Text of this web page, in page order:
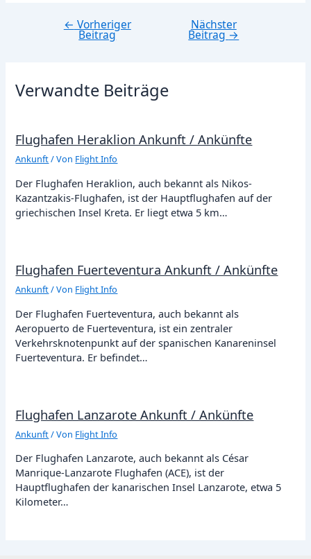
Beitragsnavigation
← Vorheriger
Beitrag
Nächster
Beitrag→
Verwandte Beiträge
Flughafen Heraklion Ankunft / Ankünfte
Ankunft/ Von Flight Info
Der Flughafen Heraklion, auch bekannt als Nikos-
Kazantzakis-Flughafen, ist der Hauptflughafen auf der
griechischen Insel Kreta. Er liegt etwa 5 km…
Flughafen Fuerteventura Ankunft / Ankünfte
Ankunft/ Von Flight Info
Der Flughafen Fuerteventura, auch bekannt als
Aeropuerto de Fuerteventura, ist ein zentraler
Verkehrsknotenpunkt auf der spanischen Kanareninsel
Fuerteventura. Er befindet…
Flughafen Lanzarote Ankunft / Ankünfte
Ankunft/ Von Flight Info
Der Flughafen Lanzarote, auch bekannt als César
Manrique-Lanzarote Flughafen (ACE), ist der
Hauptflughafen der kanarischen Insel Lanzarote, etwa 5
Kilometer…